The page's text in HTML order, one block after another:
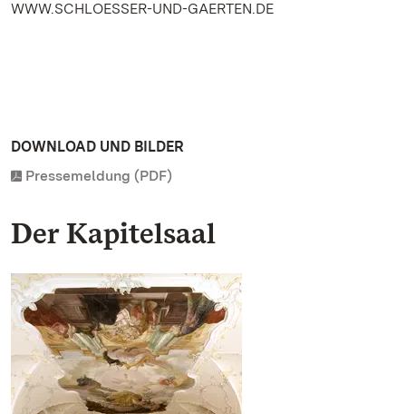
WWW.SCHLOESSER-UND-GAERTEN.DE
DOWNLOAD UND BILDER
Pressemeldung (PDF)
Der Kapitelsaal